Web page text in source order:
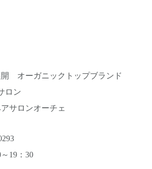
開 オーガニックトップブランド
ロン
サロンオーチェ
19：30